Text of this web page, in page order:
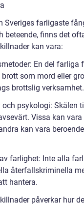
Sveriges farligaste
beteende, finns det
kan vara:
En del farliga
brott som mord eller
brottslig verksamhet.
och psykologi: Skälen
Vissa kan
kan vara
farlighet: Inte alla
återfallskriminella
hantera.
påverkar hur